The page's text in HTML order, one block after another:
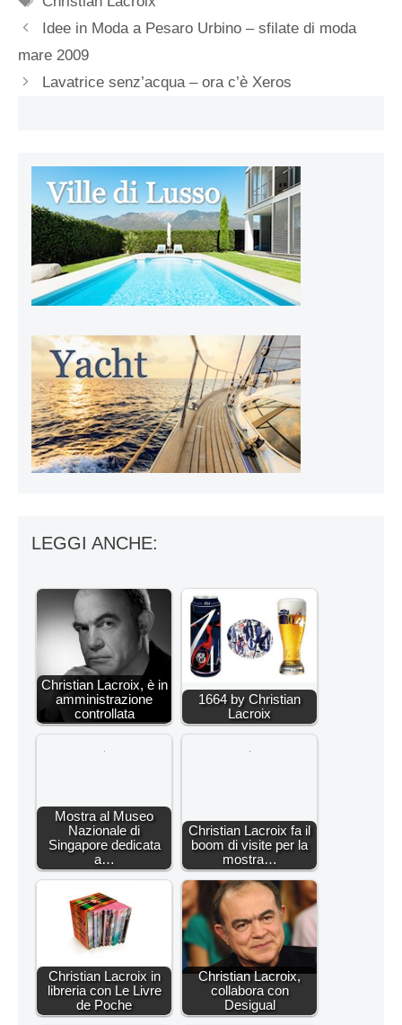
Idee in Moda a Pesaro Urbino – sfilate di moda
mare 2009
Lavatrice senz’acqua – ora c’è Xeros
LEGGI ANCHE:
Christian Lacroix, è in
amministrazione
controllata
1664 by Christian
Lacroix
Mostra al Museo
Nazionale di
Singapore dedicata
a…
Christian Lacroix fa il
boom di visite per la
mostra…
Christian Lacroix in
libreria con Le Livre
de Poche
Christian Lacroix,
collabora con
Desigual